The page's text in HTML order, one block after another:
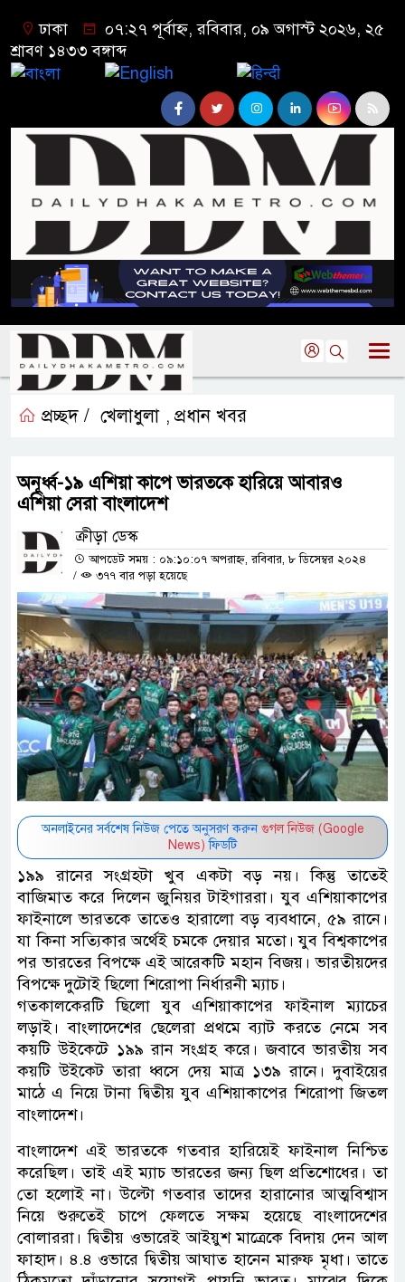
ঢাকা
০৭:২৭ পূর্বাহ্ন, রবিবার, ০৯ অগাস্ট ২০২৬, ২৫
শ্রাবণ ১৪৩৩ বঙ্গাব্দ
প্রচ্ছদ / খেলাধুলা , প্রধান খবর
অনূর্ধ্ব-১৯ এশিয়া কাপে ভারতকে হারিয়ে আবারও
এশিয়া সেরা বাংলাদেশ
ক্রীড়া ডেস্ক
আপডেট সময় : ০৯:১০:০৭ অপরাহ্ন, রবিবার, ৮ ডিসেম্বর ২০২৪
/
৩৭৭ বার পড়া হয়েছে
অনলাইনের সর্বশেষ নিউজ পেতে অনুসরণ করুন গুগল নিউজ (Google
News) ফিডটি
১৯৯ রানের সংগ্রহটা খুব একটা বড় নয়। কিন্তু তাতেই
বাজিমাত করে দিলেন জুনিয়র টাইগাররা। যুব এশিয়াকাপের
ফাইনালে ভারতকে তাতেও হারালো বড় ব্যবধানে, ৫৯ রানে।
যা কিনা সত্যিকার অর্থেই চমকে দেয়ার মতো। যুব বিশ্বকাপের
পর ভারতের বিপক্ষে এই আরেকটি মহান বিজয়। ভারতীয়দের
বিপক্ষে দুটোই ছিলো শিরোপা নির্ধারনী ম্যাচ।
গতকালকেরটি ছিলো যুব এশিয়াকাপের ফাইনাল ম্যাচের
লড়াই। বাংলাদেশের ছেলেরা প্রথমে ব্যাট করতে নেমে সব
কয়টি উইকেটে ১৯৯ রান সংগ্রহ করে। জবাবে ভারতীয় সব
কয়টি উইকেট তারা ধ্বসে দেয় মাত্র ১৩৯ রানে। দুবাইয়ের
মাঠে এ নিয়ে টানা দ্বিতীয় যুব এশিয়াকাপের শিরোপা জিতল
বাংলাদেশ।
বাংলাদেশ এই ভারতকে গতবার হারিয়েই ফাইনাল নিশ্চিত
করেছিল। তাই এই ম্যাচ ভারতের জন্য ছিল প্রতিশোধের। তা
তো হলোই না। উল্টো গতবার তাদের হারানোর আত্মবিশ্বাস
নিয়ে শুরুতেই চাপে ফেলতে সক্ষম হয়েছে বাংলাদেশের
বোলাররা। দ্বিতীয় ওভারেই আইয়ুশ মাত্রেকে বিদায় দেন আল
ফাহাদ। ৪.৪ ওভারে দ্বিতীয় আঘাত হানেন মারুফ মৃধা। তাতে